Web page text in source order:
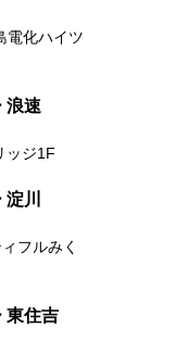
電化ハイツ
浪速
ッジ1F
川
フルみく
東住吉